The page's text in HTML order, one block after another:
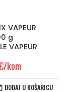
g
/kom
DODAJ U KOŠARICU